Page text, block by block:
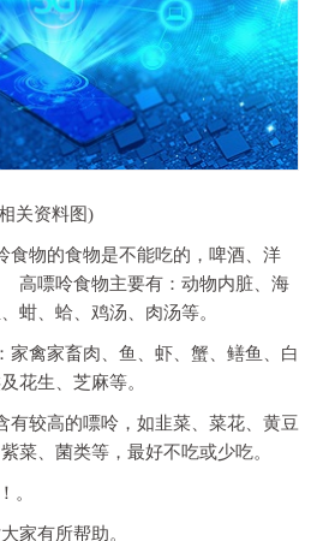
关资料图)
食物的食物是不能吃的，啤酒、洋
嘌呤食物主要有：动物内脏、海
蚶、蛤、鸡汤、肉汤等。
家禽家畜肉、鱼、虾、蟹、鳝鱼、白
花生、芝麻等。
有较高的嘌呤，如韭菜、菜花、黄豆
菜、菌类等，最好不吃或少吃。
。
家有所帮助。